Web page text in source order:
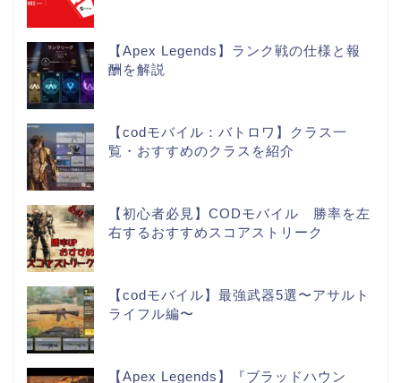
【Apex Legends】ランク戦の仕様と報
酬を解説
【codモバイル：バトロワ】クラス一
覧・おすすめのクラスを紹介
【初心者必見】CODモバイル 勝率を左
右するおすすめスコアストリーク
【codモバイル】最強武器5選〜アサルト
ライフル編〜
【Apex Legends】『ブラッドハウン